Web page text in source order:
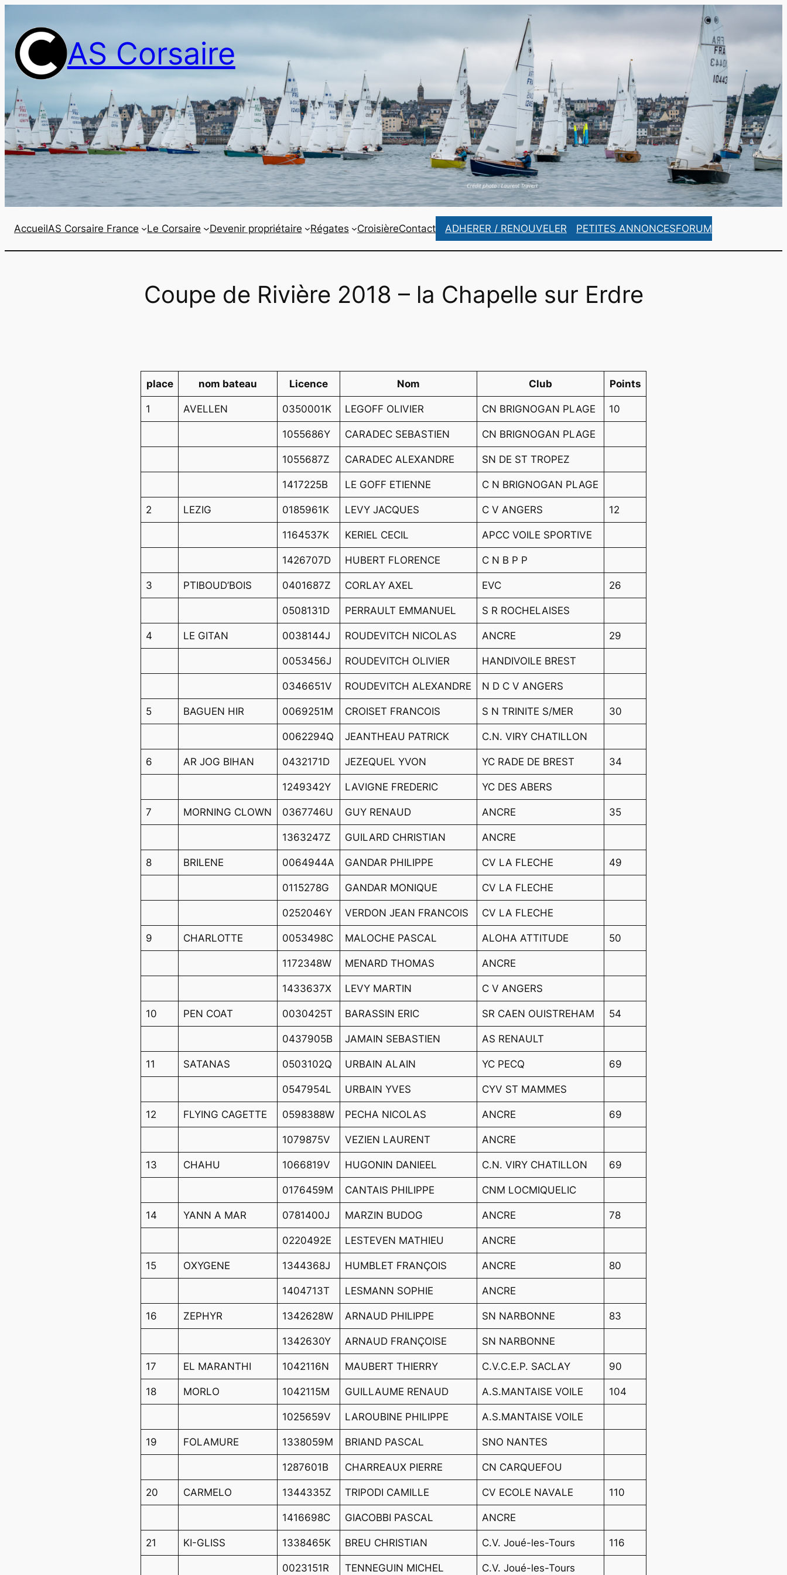
contenu
AS Corsaire
AccueilAS Corsaire France Le Corsaire Devenir propriétaire Régates CroisièreContact ADHERER / RENOUVELER PETITES ANNONCESFORUM
Coupe de Rivière 2018 – la Chapelle sur Erdre
place nom bateau Licence Nom Club Points
1 AVELLEN 0350001K LEGOFF OLIVIER CN BRIGNOGAN PLAGE 10
1055686Y CARADEC SEBASTIEN CN BRIGNOGAN PLAGE
1055687Z CARADEC ALEXANDRE SN DE ST TROPEZ
1417225B LE GOFF ETIENNE C N BRIGNOGAN PLAGE
2 LEZIG 0185961K LEVY JACQUES C V ANGERS 12
1164537K KERIEL CECIL APCC VOILE SPORTIVE
1426707D HUBERT FLORENCE C N B P P
3 PTIBOUD’BOIS 0401687Z CORLAY AXEL EVC 26
0508131D PERRAULT EMMANUEL S R ROCHELAISES
4 LE GITAN 0038144J ROUDEVITCH NICOLAS ANCRE 29
0053456J ROUDEVITCH OLIVIER HANDIVOILE BREST
0346651V ROUDEVITCH ALEXANDRE N D C V ANGERS
5 BAGUEN HIR 0069251M CROISET FRANCOIS S N TRINITE S/MER 30
0062294Q JEANTHEAU PATRICK C.N. VIRY CHATILLON
6 AR JOG BIHAN 0432171D JEZEQUEL YVON YC RADE DE BREST 34
1249342Y LAVIGNE FREDERIC YC DES ABERS
7 MORNING CLOWN 0367746U GUY RENAUD ANCRE 35
1363247Z GUILARD CHRISTIAN ANCRE
8 BRILENE 0064944A GANDAR PHILIPPE CV LA FLECHE 49
0115278G GANDAR MONIQUE CV LA FLECHE
0252046Y VERDON JEAN FRANCOIS CV LA FLECHE
9 CHARLOTTE 0053498C MALOCHE PASCAL ALOHA ATTITUDE 50
1172348W MENARD THOMAS ANCRE
1433637X LEVY MARTIN C V ANGERS
10 PEN COAT 0030425T BARASSIN ERIC SR CAEN OUISTREHAM 54
0437905B JAMAIN SEBASTIEN AS RENAULT
11 SATANAS 0503102Q URBAIN ALAIN YC PECQ 69
0547954L URBAIN YVES CYV ST MAMMES
12 FLYING CAGETTE 0598388W PECHA NICOLAS ANCRE 69
1079875V VEZIEN LAURENT ANCRE
13 CHAHU 1066819V HUGONIN DANIEEL C.N. VIRY CHATILLON 69
0176459M CANTAIS PHILIPPE CNM LOCMIQUELIC
14 YANN A MAR 0781400J MARZIN BUDOG ANCRE 78
0220492E LESTEVEN MATHIEU ANCRE
15 OXYGENE 1344368J HUMBLET FRANÇOIS ANCRE 80
1404713T LESMANN SOPHIE ANCRE
16 ZEPHYR 1342628W ARNAUD PHILIPPE SN NARBONNE 83
1342630Y ARNAUD FRANÇOISE SN NARBONNE
17 EL MARANTHI 1042116N MAUBERT THIERRY C.V.C.E.P. SACLAY 90
18 MORLO 1042115M GUILLAUME RENAUD A.S.MANTAISE VOILE 104
1025659V LAROUBINE PHILIPPE A.S.MANTAISE VOILE
19 FOLAMURE 1338059M BRIAND PASCAL SNO NANTES
1287601B CHARREAUX PIERRE CN CARQUEFOU
20 CARMELO 1344335Z TRIPODI CAMILLE CV ECOLE NAVALE 110
1416698C GIACOBBI PASCAL ANCRE
21 KI-GLISS 1338465K BREU CHRISTIAN C.V. Joué-les-Tours 116
0023151R TENNEGUIN MICHEL C.V. Joué-les-Tours